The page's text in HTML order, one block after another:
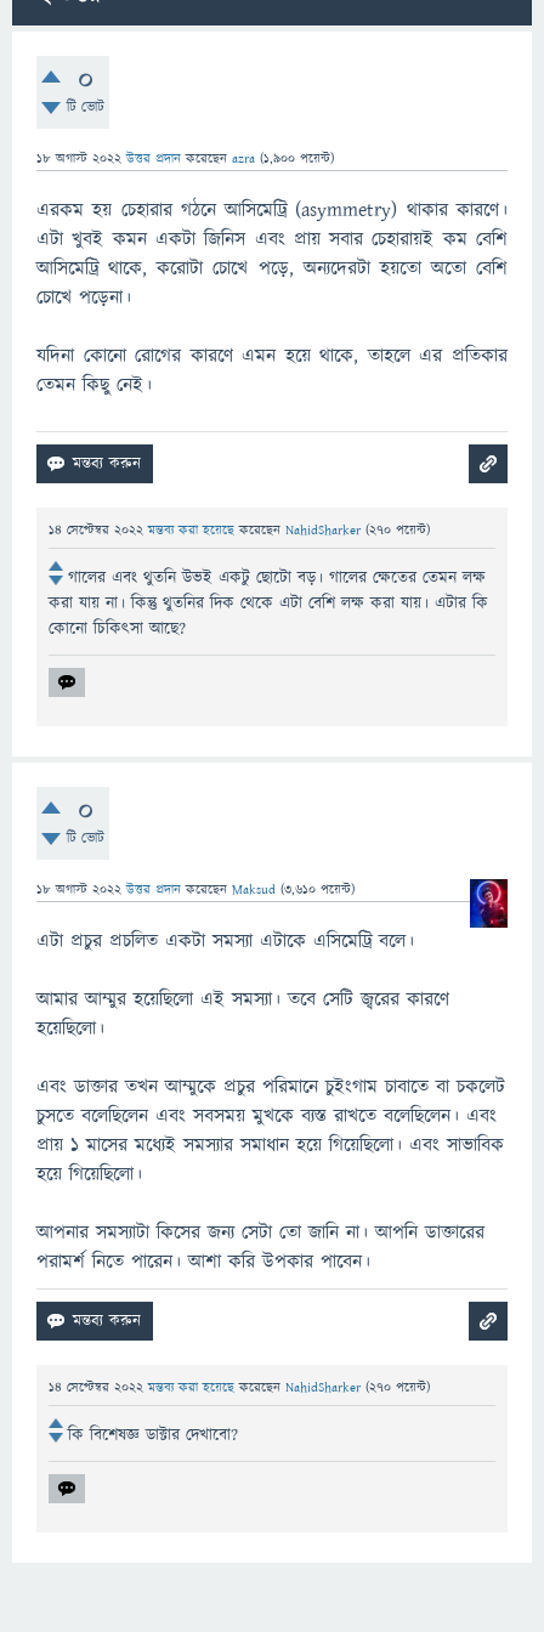
0
টি ভোট
18 অগাস্ট 2022 উত্তর প্রদান করেছেন azra (1,900 পয়েন্ট)
এরকম হয় চেহারার গঠনে আসিমেট্রি (asymmetry) থাকার কারণে।
এটা খুবই কমন একটা জিনিস এবং প্রায় সবার চেহারায়ই কম বেশি
আসিমেট্রি থাকে, করোটা চোখে পড়ে, অন্যদেরটা হয়তো অতো বেশি
চোখে পড়েনা।
যদিনা কোনো রোগের কারণে এমন হয়ে থাকে, তাহলে এর প্রতিকার
তেমন কিছু নেই।
14 সেপ্টেম্বর 2022 মন্তব্য করা হয়েছেকরেছেন NahidSharker (270 পয়েন্ট)
গালের এবং থুতনি উভই একটু ছোটো বড়। গালের ক্ষেতের তেমন লক্ষ
করা যায় না। কিন্তু থুতনির দিক থেকে এটা বেশি লক্ষ করা যায়। এটার কি
কোনো চিকিৎসা আছে?
0
টি ভোট
18 অগাস্ট 2022 উত্তর প্রদান করেছেন Maksud (3,610 পয়েন্ট)
এটা প্রচুর প্রচলিত একটা সমস্যা এটাকে এসিমেট্রি বলে।
আমার আম্মুর হয়েছিলো এই সমস্যা। তবে সেটি জ্বরের কারণে
হয়েছিলো।
এবং ডাক্তার তখন আম্মুকে প্রচুর পরিমানে চুইংগাম চাবাতে বা চকলেট
চুসতে বলেছিলেন এবং সবসময় মুখকে ব্যস্ত রাখতে বলেছিলেন। এবং
প্রায় ১ মাসের মধ্যেই সমস্যার সমাধান হয়ে গিয়েছিলো। এবং সাভাবিক
হয়ে গিয়েছিলো।
আপনার সমস্যাটা কিসের জন্য সেটা তো জানি না। আপনি ডাক্তারের
পরামর্শ নিতে পারেন। আশা করি উপকার পাবেন।
14 সেপ্টেম্বর 2022 মন্তব্য করা হয়েছেকরেছেন NahidSharker (270 পয়েন্ট)
কি বিশেষজ্ঞ ডাক্টার দেখাবো?